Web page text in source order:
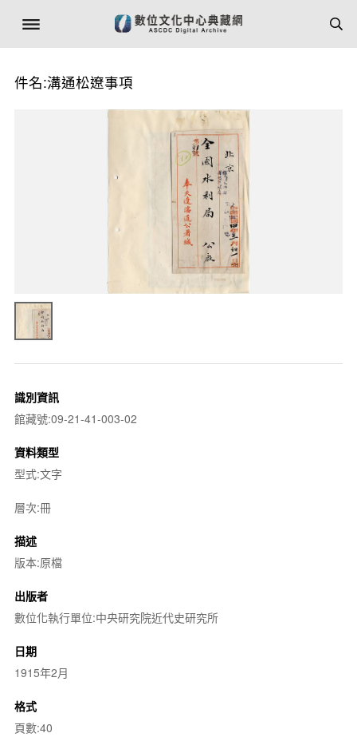
件名:溝通松遼事項
識別資訊
館藏號:09-21-41-003-02
資料類型
型式:文字
層次:冊
描述
版本:原檔
出版者
數位化執行單位:中央研究院近代史研究所
日期
1915年2月
格式
頁數:40